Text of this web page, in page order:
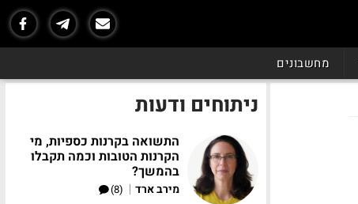
מחשבונים
ניתוחים ודעות
התשואה בקרנות כספיות, מי
הקרנות הטובות וכמה תקבלו
בהמשך?
מירב ארד |
(8)